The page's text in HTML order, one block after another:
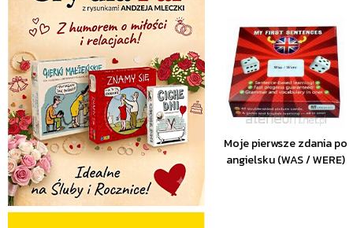
Moje pierwsze zdania po
angielsku (WAS / WERE)